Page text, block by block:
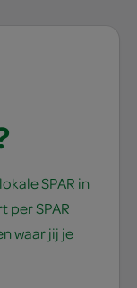
SPAR in
per SPAR
waar jij je